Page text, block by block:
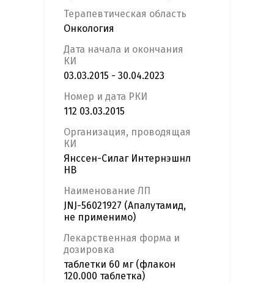
Терапевтическая область
Онкология
Дата начала и окончания
КИ
03.03.2015 - 30.04.2023
Номер и дата РКИ
112 03.03.2015
Организация, проводящая
КИ
Янссен-Силаг Интернэшнл
НВ
Наименование ЛП
JNJ-56021927 (Апалутамид,
не применимо)
Лекарственная форма и
дозировка
таблетки 60 мг (флакон
120.000 таблетка)